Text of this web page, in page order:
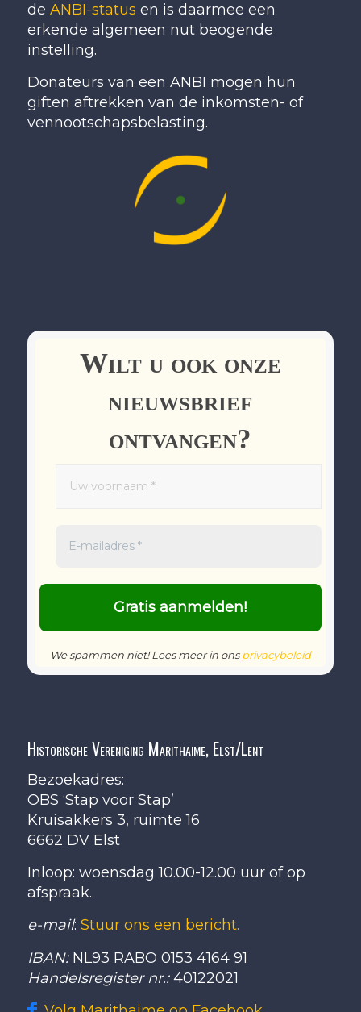
de ANBI-status en is daarmee een
erkende algemeen nut beogende
instelling.
Donateurs van een ANBI mogen hun
giften aftrekken van de inkomsten- of
vennootschapsbelasting.
Wilt u ook onze
nieuwsbrief
ontvangen?
We spammen niet! Lees meer in onsprivacybeleid
Historische Vereniging Marithaime, Elst/Lent
Bezoekadres:
OBS ‘Stap voor Stap’
Kruisakkers 3, ruimte 16
6662 DV Elst
Inloop: woensdag 10.00-12.00 uur of op
afspraak.
e-mail: Stuur ons een bericht.
IBAN: NL93 RABO 0153 4164 91
Handelsregister nr.:40122021